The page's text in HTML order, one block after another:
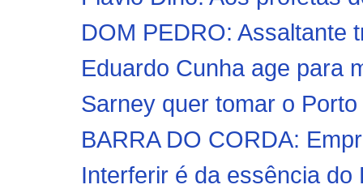
DOM PEDRO: Assaltante
Eduardo Cunha age para
Sarney quer tomar o
BARRA DO CORDA:
Interferir é da essência do